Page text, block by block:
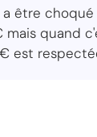
a être
mais quand
est